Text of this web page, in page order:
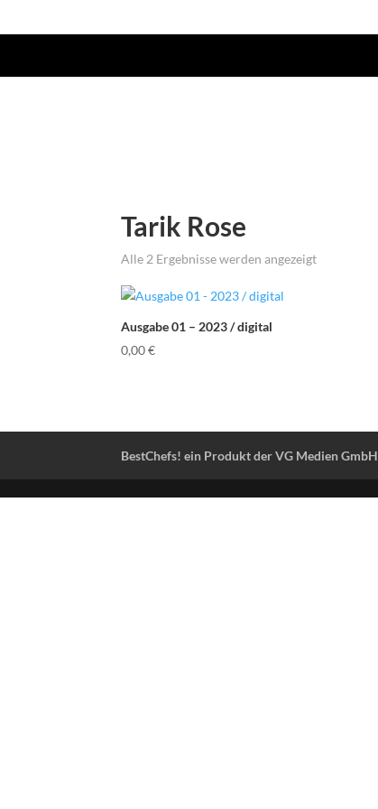
Tarik Rose
Alle 2 Ergebnisse werden angezeigt
Ausgabe 01 – 2023 / digital
0,00€
BestChefs! ein Produkt der VG Medien GmbH